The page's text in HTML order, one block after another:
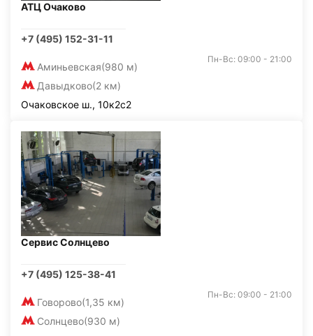
АТЦ Очаково
+7 (495) 152-31-11
Аминьевская(980 м)
Давыдково(2 км)
Пн-Вс: 09:00 - 21:00
Очаковское ш., 10к2с2
Сервис Солнцево
+7 (495) 125-38-41
Говорово(1,35 км)
Солнцево(930 м)
Пн-Вс: 09:00 - 21:00